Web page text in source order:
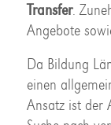
Transfer.
Angebote
Da Bildung
einen
Ansatz ist der